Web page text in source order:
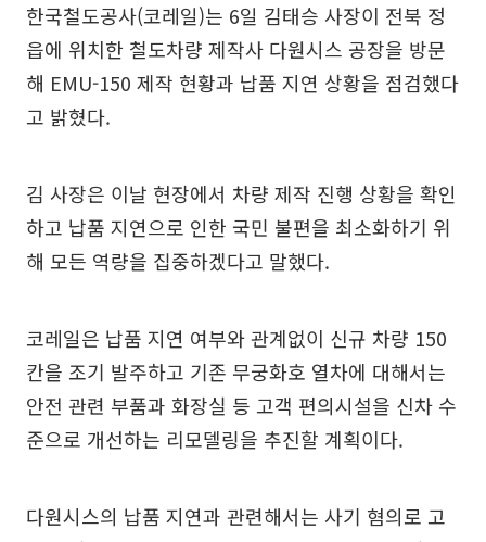
한국철도공사(코레일)는 6일 김태승 사장이 전북 정
읍에 위치한 철도차량 제작사 다원시스 공장을 방문
해 EMU-150 제작 현황과 납품 지연 상황을 점검했다
고 밝혔다.
김 사장은 이날 현장에서 차량 제작 진행 상황을 확인
하고 납품 지연으로 인한 국민 불편을 최소화하기 위
해 모든 역량을 집중하겠다고 말했다.
코레일은 납품 지연 여부와 관계없이 신규 차량 150
칸을 조기 발주하고 기존 무궁화호 열차에 대해서는
안전 관련 부품과 화장실 등 고객 편의시설을 신차 수
준으로 개선하는 리모델링을 추진할 계획이다.
다원시스의 납품 지연과 관련해서는 사기 혐의로 고